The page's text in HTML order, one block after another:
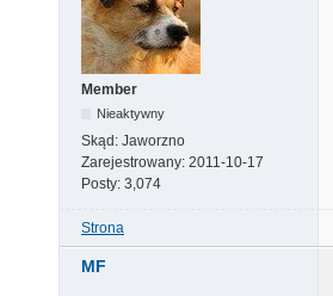
Member
Nieaktywny
Skąd: Jaworzno
Zarejestrowany: 2011-10-17
Posty: 3,074
Strona
MF